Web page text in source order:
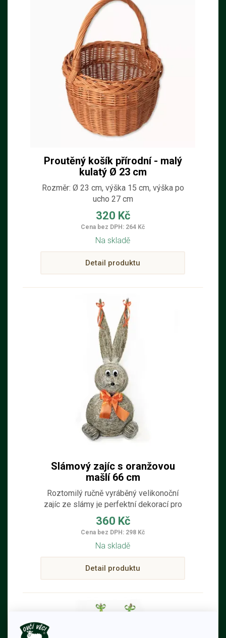
Proutěný košík přírodní - malý
kulatý Ø 23 cm
Rozměr: Ø 23 cm, výška 15 cm, výška po
ucho 27 cm
320 Kč
Cena bez DPH: 264 Kč
Na skladě
Detail produktu
Slámový zajíc s oranžovou
mašlí 66 cm
Roztomilý ručně vyráběný velikonoční
zajíc ze slámy je perfektní dekorací pro
váš domov. S jeho mašličkami a stuhou
se okamžitě stane nenahraditelným
prvkem vašeho interiéru. O velikonočních
svátcích potěší nejen vás, ale také celou
rodinu.
360 Kč
Cena bez DPH: 298 Kč
Na skladě
Detail produktu